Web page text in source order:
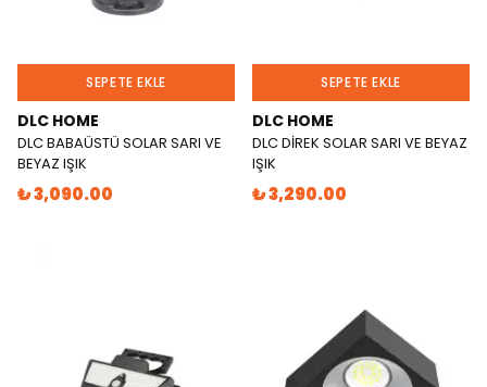
SEPETE EKLE
DLC HOME
DLC BABAÜSTÜ SOLAR SARI VE
BEYAZ IŞIK
₺ 3,090.00
SEPETE EKLE
DLC HOME
DLC DİREK SOLAR SARI VE BEYAZ
IŞIK
₺ 3,290.00